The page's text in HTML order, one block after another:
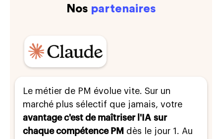
Nos partenaires
Le métier de PM évolue vite. Sur un
marché plus sélectif que jamais, votre
avantage c'est de maîtriser l'IA sur
chaque compétence PM dès le jour 1. Au